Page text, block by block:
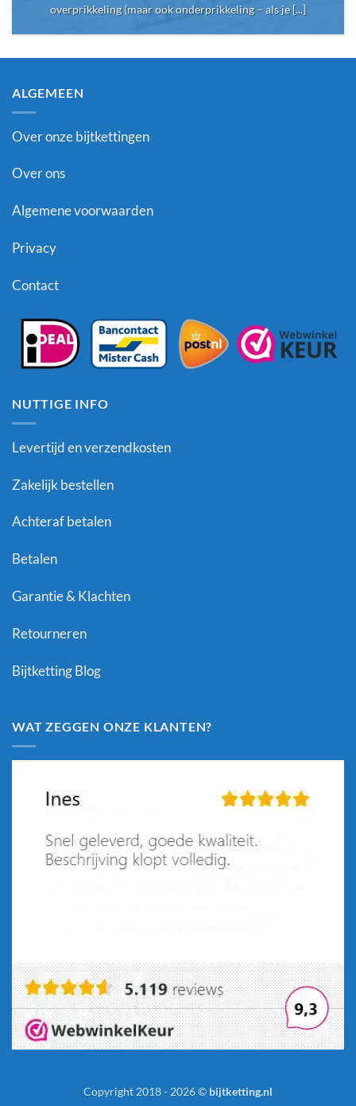
overprikkeling (maar ook onderprikkeling – als je [...]
ALGEMEEN
Over onze bijtkettingen
Over ons
Algemene voorwaarden
Privacy
Contact
NUTTIGE INFO
Levertijd en verzendkosten
Zakelijk bestellen
Achteraf betalen
Betalen
Garantie & Klachten
Retourneren
Bijtketting Blog
WAT ZEGGEN ONZE KLANTEN?
Copyright 2018 - 2026 © bijtketting.nl